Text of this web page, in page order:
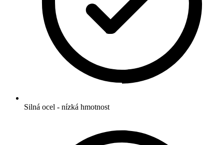
Silná ocel - nízká hmotnost